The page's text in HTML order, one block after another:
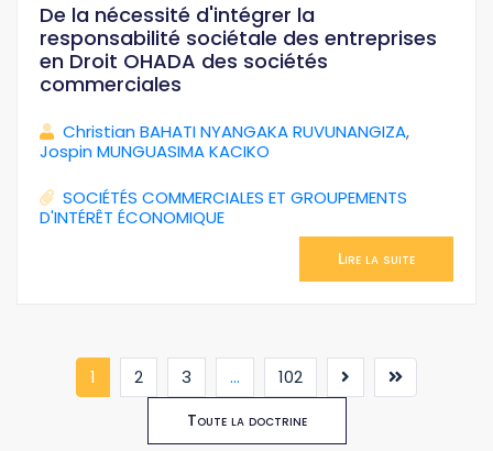
De la nécessité d'intégrer la
responsabilité sociétale des entreprises
en Droit OHADA des sociétés
commerciales
Christian BAHATI NYANGAKA RUVUNANGIZA,
Jospin MUNGUASIMA KACIKO
SOCIÉTÉS COMMERCIALES ET GROUPEMENTS
D'INTÉRÊT ÉCONOMIQUE
Lire la suite
1 (current)
2 3 ... 102
Toute la doctrine